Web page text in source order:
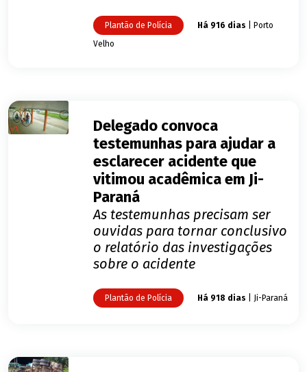
Plantão de Polícia Há 916 dias | Porto
Velho
Delegado convoca
testemunhas para ajudar a
esclarecer acidente que
vitimou acadêmica em Ji-
Paraná
As testemunhas precisam ser
ouvidas para tornar conclusivo
o relatório das investigações
sobre o acidente
Plantão de Polícia Há 918 dias | Ji-Paraná